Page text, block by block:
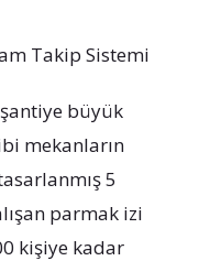
Takip Sistemi
büyük
mekanların
5
parmak izi
kişiye kadar